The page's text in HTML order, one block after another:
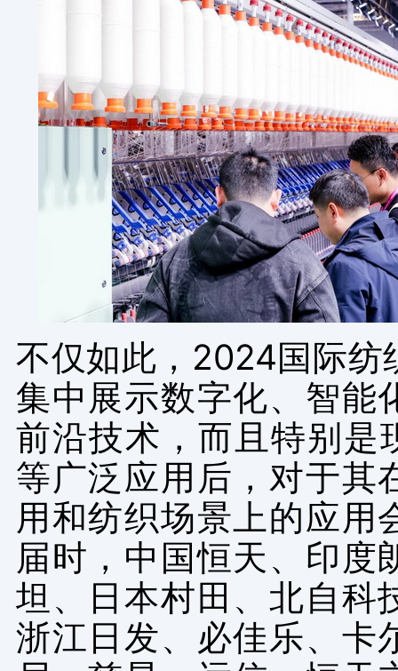
不仅如此， 2024国际纺
集中展示数字化、智能
前沿技术，而且特别是
等广泛应用后，对于其
用和纺织场景上的应用
届时，中国恒天、印度
坦、日本村田、北自科
浙江日发、必佳乐、卡